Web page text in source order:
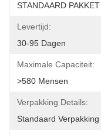
STANDAARD PAKKET
Levertijd:
30-95 Dagen
Maximale Capaciteit:
>580 Mensen
Verpakking Details:
Standaard Verpakking